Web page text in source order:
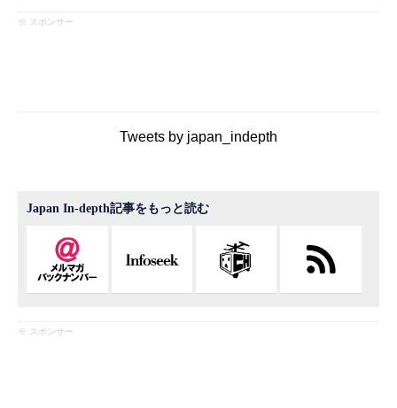
※ スポンサー
Tweets by japan_indepth
Japan In-depth記事をもっと読む
※ スポンサー